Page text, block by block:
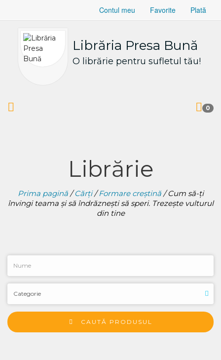
Contul meu Favorite Plată
Librăria Presa Bună
O librărie pentru sufletul tău!
0
Librărie
Prima pagină/Cărți/Formare creștină/ Cum să-ţi
învingi teama şi să îndrăzneşti să speri. Trezeşte vulturul
din tine
CAUTĂ PRODUSUL